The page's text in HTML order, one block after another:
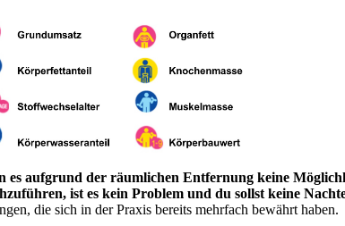
es aufgrund der räumlichen Entfernung keine
ist es kein Problem und du sollst keine
die sich in der Praxis bereits mehrfach bewährt haben.